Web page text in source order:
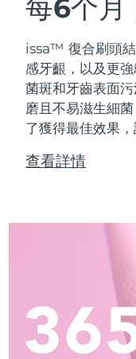
每6个月
issa™ 復合刷頭
感牙齦，以及更
菌斑和牙齒表面
磨且不易滋生細
了獲得最佳效果
查看詳情